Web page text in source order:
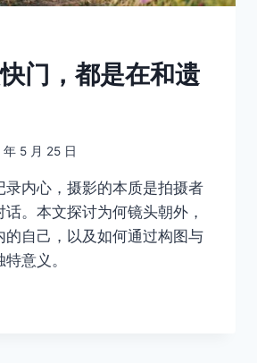
门，都是在和遗
5 月 25 日
录内心，摄影的本质是拍摄者
。本文探讨为何镜头朝外，
的自己，以及如何通过构图与
意义。